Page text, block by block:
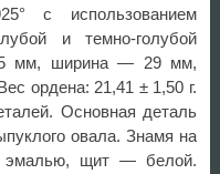
с использованием
и темно-голубой
мм, ширина — 29 мм,
ордена: 21,41 ± 1,50 г.
Основная деталь
овала. Знамя на
эмалью, щит — белой.